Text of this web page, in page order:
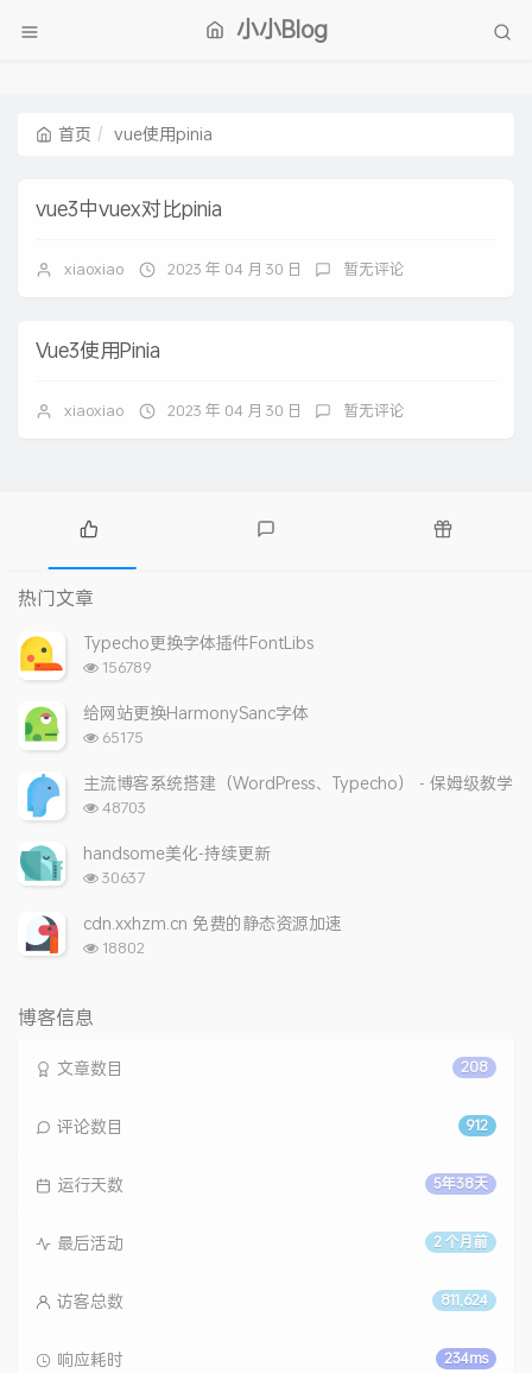
小小Blog
首页 vue使用pinia
vue3中vuex对比pinia
xiaoxiao 2023 年 04 月 30 日 暂无评论
Vue3使用Pinia
xiaoxiao 2023 年 04 月 30 日 暂无评论
热
门
文
章
论
热门文章
Typecho更换字体插件FontLibs
浏
次
数:
156789
给网站更换HarmonySanc字体
浏
次
数:
65175
主流博客系统搭建（WordPress、Typecho） - 保姆级教学
浏
次
数:
48703
handsome美化-持续更新
浏
次
数:
30637
cdn.xxhzm.cn 免费的静态资源加速
浏
18802
博客信息
208
文章数目
912
评论数目
5年38天
运行天数
2 个月前
最后活动
811,624
访客总数
234ms
响应耗时